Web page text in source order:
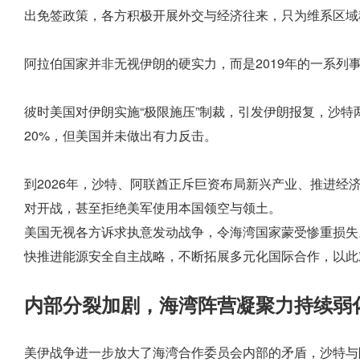
出免签政策，各方积极开展外交与经济往来，只为维系区
阿拉伯国家并非无视伊朗的硬实力，而是2019年的一系列
彼时美国对伊朗实施“极限施压”制裁，引发伊朗报复，沙
20%，但美国并未做出有力反击。
到2026年，沙特、阿联酋正斥巨资布局新兴产业、推进经
对开战，甚至拒绝美军使用本国领空与领土。
美国无视各方诉求执意发动战争，令海湾国家蒙受惨重损
快推进能源安全自主战略，不断拓展多元化国际合作，以
内部分裂加剧，海湾阵营凝聚力持续弱
美伊战争进一步放大了海湾合作委员会内部的矛盾，沙特